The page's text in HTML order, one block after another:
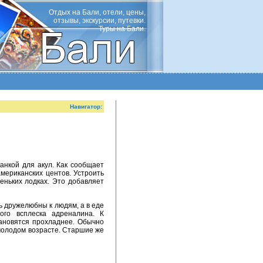
Отдых на Бали, отели, цены,
отзывы, экскурсии, путевки.
Туры на Бали.
Навигатор:
центов. Устроить
лодках. Это добавляет
всплеска адреналина. К
прохладнее. Обычно
возрасте. Старшие же